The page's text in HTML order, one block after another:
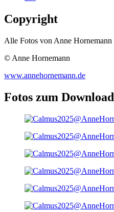
Copyright
Alle Fotos von Anne Hornemann
© Anne Hornemann
www.annehornemann.de
Fotos zum Download